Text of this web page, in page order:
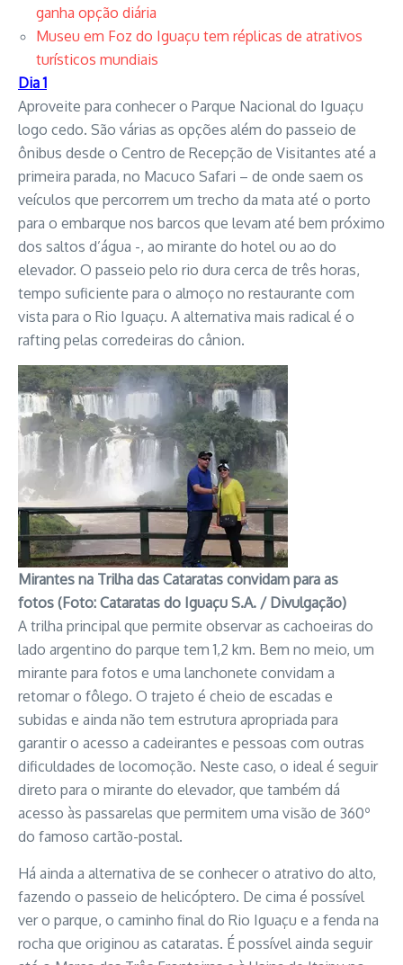
ganha opção diária
Museu em Foz do Iguaçu tem réplicas de atrativos
turísticos mundiais
Dia 1
Aproveite para conhecer o Parque Nacional do Iguaçu
logo cedo. São várias as opções além do passeio de
ônibus desde o Centro de Recepção de Visitantes até a
primeira parada, no Macuco Safari – de onde saem os
veículos que percorrem um trecho da mata até o porto
para o embarque nos barcos que levam até bem próximo
dos saltos d’água -, ao mirante do hotel ou ao do
elevador. O passeio pelo rio dura cerca de três horas,
tempo suficiente para o almoço no restaurante com
vista para o Rio Iguaçu. A alternativa mais radical é o
rafting pelas corredeiras do cânion.
Mirantes na Trilha das Cataratas convidam para as
fotos (Foto: Cataratas do Iguaçu S.A. / Divulgação)
A trilha principal que permite observar as cachoeiras do
lado argentino do parque tem 1,2 km. Bem no meio, um
mirante para fotos e uma lanchonete convidam a
retomar o fôlego. O trajeto é cheio de escadas e
subidas e ainda não tem estrutura apropriada para
garantir o acesso a cadeirantes e pessoas com outras
dificuldades de locomoção. Neste caso, o ideal é seguir
direto para o mirante do elevador, que também dá
acesso às passarelas que permitem uma visão de 360º
do famoso cartão-postal.
Há ainda a alternativa de se conhecer o atrativo do alto,
fazendo o passeio de helicóptero. De cima é possível
ver o parque, o caminho final do Rio Iguaçu e a fenda na
rocha que originou as cataratas. É possível ainda seguir